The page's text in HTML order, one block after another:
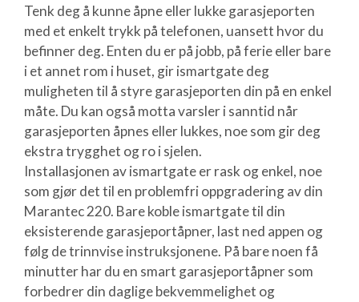
Tenk deg å kunne åpne eller lukke garasjeporten
med et enkelt trykk på telefonen, uansett hvor du
befinner deg. Enten du er på jobb, på ferie eller bare
i et annet rom i huset, gir ismartgate deg
muligheten til å styre garasjeporten din på en enkel
måte. Du kan også motta varsler i sanntid når
garasjeporten åpnes eller lukkes, noe som gir deg
ekstra trygghet og ro i sjelen.
Installasjonen av ismartgate er rask og enkel, noe
som gjør det til en problemfri oppgradering av din
Marantec 220. Bare koble ismartgate til din
eksisterende garasjeportåpner, last ned appen og
følg de trinnvise instruksjonene. På bare noen få
minutter har du en smart garasjeportåpner som
forbedrer din daglige bekvemmelighet og